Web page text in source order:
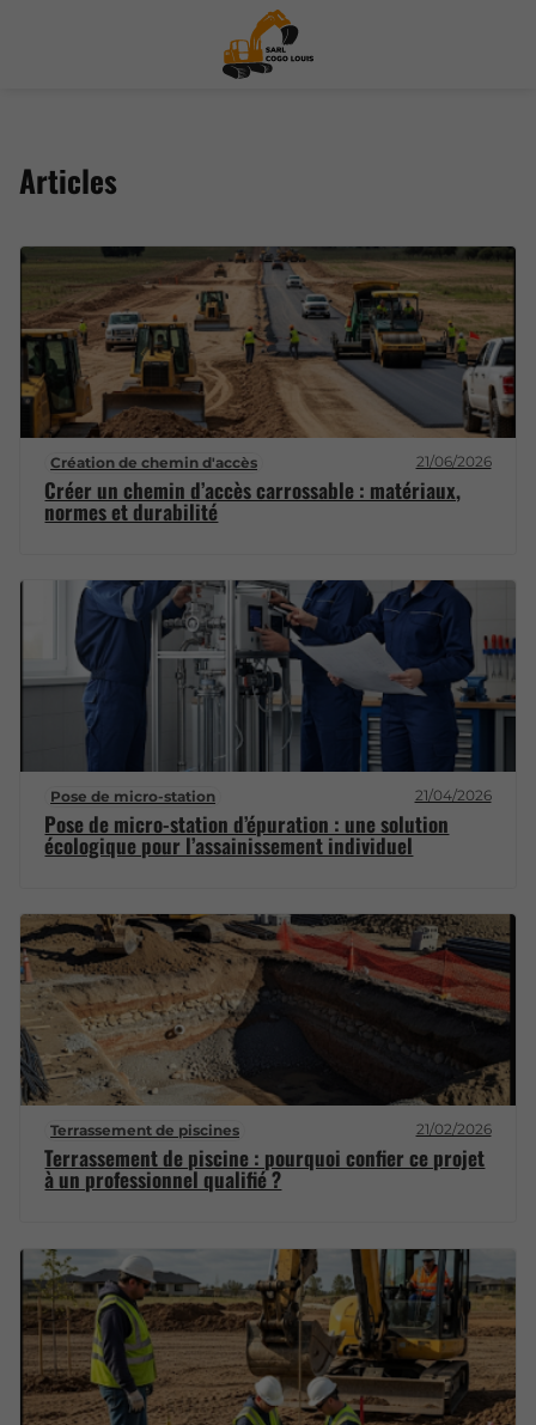
Articles
Création de chemin d'accès 21/06/2026
Créer un chemin d’accès carrossable : matériaux,
normes et durabilité
Pose de micro-station 21/04/2026
Pose de micro-station d’épuration : une solution
écologique pour l’assainissement individuel
Terrassement de piscines 21/02/2026
Terrassement de piscine : pourquoi confier ce projet
à un professionnel qualifié ?